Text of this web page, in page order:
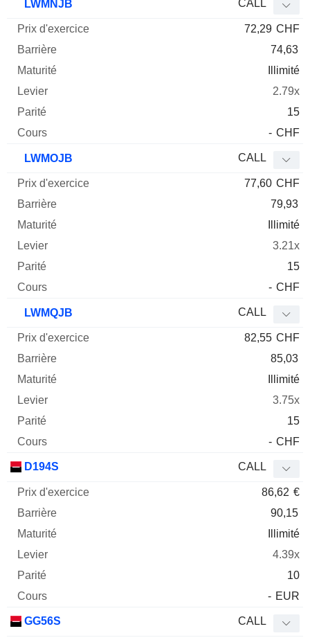
LWMNJB CALL
72,29 CHF
74,63
Illimité
2.79x
15
- CHF
LWMOJB CALL
77,60 CHF
79,93
Illimité
3.21x
15
- CHF
LWMQJB CALL
82,55 CHF
85,03
Illimité
3.75x
15
- CHF
D194S CALL
86,62 €
90,15
Illimité
4.39x
10
- EUR
GG56S CALL